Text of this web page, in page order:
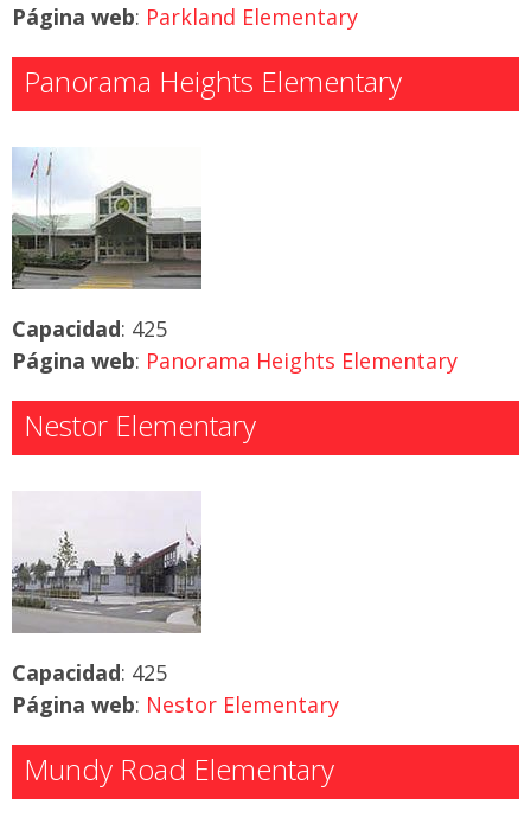
Página web: Parkland Elementary
Panorama Heights Elementary
Capacidad: 425
Página web: Panorama Heights Elementary
Nestor Elementary
Capacidad: 425
Página web: Nestor Elementary
Mundy Road Elementary